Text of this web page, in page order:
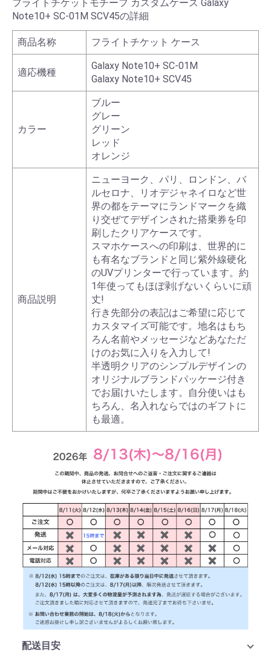
フライトチケットモチーフ カスタムケース Galaxy
Note10+ SC-01M SCV45の詳細
商品名称 フライトチケット ケース
適応機種
Galaxy Note10+ SC-01M
Galaxy Note10+ SCV45
カラー
ブルー
グレー
グリーン
レッド
オレンジ
商品説明
ニューヨーク、パリ、ロンドン、バ
ルセロナ、リオデジャネイロなど世
界の都をテーマにランドマークを織
り交ぜてデザインされた搭乗券を印
刷したクリアケースです。
スマホケースへの印刷は、世界的に
も有名なブランドと同じ紫外線硬化
のUVプリンターで行っています。約
1年使ってもほぼ剥げないくらいに頑
丈!
行き先部分の表記はご希望に応じて
カスタマイズ可能です。地名はもち
ろん名前やメッセージなどあなただ
けのお気に入りを入力して!
半透明クリアのシンプルデザインの
オリジナルブランドパッケージ付き
でお届けいたします。自分使いはも
ちろん、名入れならではのギフトに
も最適。
配送目安